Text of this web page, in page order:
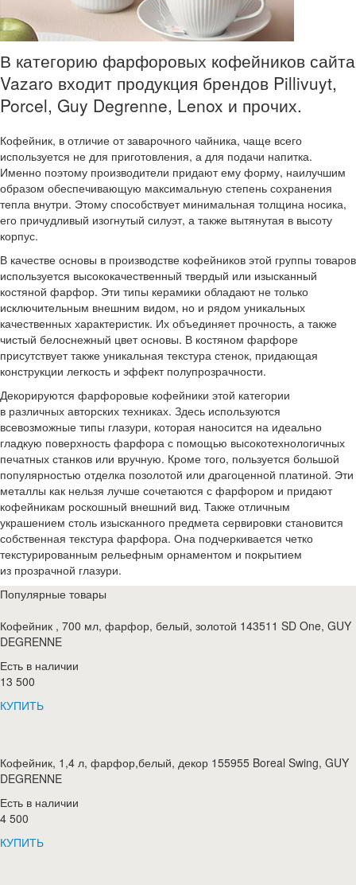
В категорию фарфоровых кофейников сайта
Vazaro входит продукция брендов Pillivuyt,
Porcel, Guy Degrenne, Lenox и прочих.
Кофейник, в отличие от заварочного чайника, чаще всего
используется не для приготовления, а для подачи напитка.
Именно поэтому производители придают ему форму, наилучшим
образом обеспечивающую максимальную степень сохранения
тепла внутри. Этому способствует минимальная толщина носика,
его причудливый изогнутый силуэт, а также вытянутая в высоту
корпус.
В качестве основы в производстве кофейников этой группы товаров
используется высококачественный твердый или изысканный
костяной фарфор. Эти типы керамики обладают не только
исключительным внешним видом, но и рядом уникальных
качественных характеристик. Их объединяет прочность, а также
чистый белоснежный цвет основы. В костяном фарфоре
присутствует также уникальная текстура стенок, придающая
конструкции легкость и эффект полупрозрачности.
Декорируются фарфоровые кофейники этой категории
в различных авторских техниках. Здесь используются
всевозможные типы глазури, которая наносится на идеально
гладкую поверхность фарфора с помощью высокотехнологичных
печатных станков или вручную. Кроме того, пользуется большой
популярностью отделка позолотой или драгоценной платиной. Эти
металлы как нельзя лучше сочетаются с фарфором и придают
кофейникам роскошный внешний вид. Также отличным
украшением столь изысканного предмета сервировки становится
собственная текстура фарфора. Она подчеркивается четко
текстурированным рельефным орнаментом и покрытием
из прозрачной глазури.
Популярные товары
Кофейник , 700 мл, фарфор, белый, золотой 143511 SD One, GUY
DEGRENNE
Есть в наличии
13 500
КУПИТЬ
Кофейник, 1,4 л, фарфор,белый, декор 155955 Boreal Swing, GUY
DEGRENNE
Есть в наличии
4 500
КУПИТЬ